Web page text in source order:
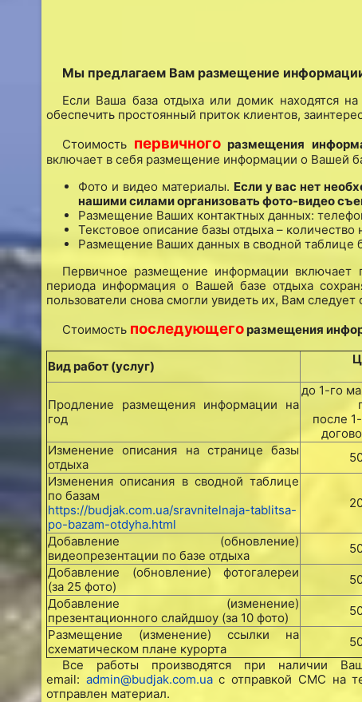
Мы предлагаем Вам размещение
Если Ваша база отдыха или домик находятся
обеспечить простоянный приток клиентов,
Стоимость первичного размещения
включает в себя размещение информации о Вашей
Фото и видео материалы. Если у вас нет
нашими силами организовать фото-видео
Размещение Ваших контактных данных:
Текстовое описание базы отдыха –
Размещение Ваших данных в сводной таблице
Первичное размещение информации включает
периода информация о Вашей базе отдыха
пользователи снова смогли увидеть их, Вам
Стоимость последующего размещения
Вид работ (услуг)
Продление размещения информации на
год
до 1-го
после
Изменение описания на странице базы
отдыха
Изменения описания в сводной таблице
по базам
https://budjak.com.ua/sravnitelnaja-tablitsa-
po-bazam-otdyha.html
Добавление (обновление)
видеопрезентации по базе отдыха
Добавление (обновление) фотогалереи
(за 25 фото)
Добавление (изменение)
презентационного слайдшоу (за 10 фото)
Размещение (изменение) ссылки на
схематическом плане курорта
Все работы производятся при наличии
email: admin@budjak.com.uaс отправкой СМС на
отправлен материал.